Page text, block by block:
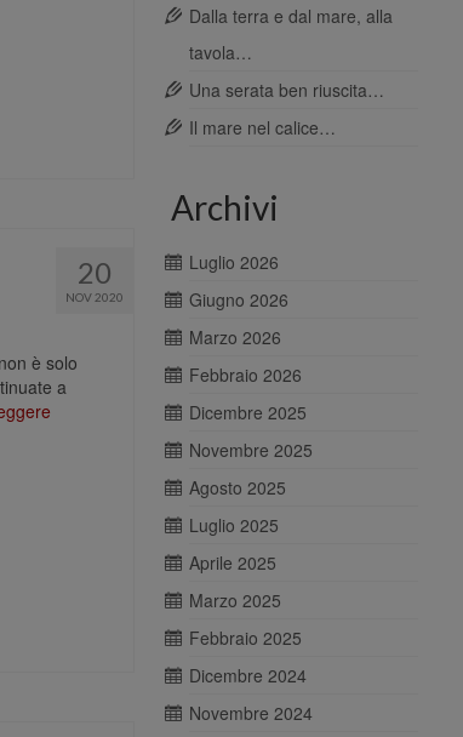
20
NOV 2020
è solo
a
Dalla terra e dal mare, alla
tavola…
Una serata ben riuscita…
Il mare nel calice…
Archivi
Luglio 2026
Giugno 2026
Marzo 2026
Febbraio 2026
Dicembre 2025
Novembre 2025
Agosto 2025
Luglio 2025
Aprile 2025
Marzo 2025
Febbraio 2025
Dicembre 2024
Novembre 2024